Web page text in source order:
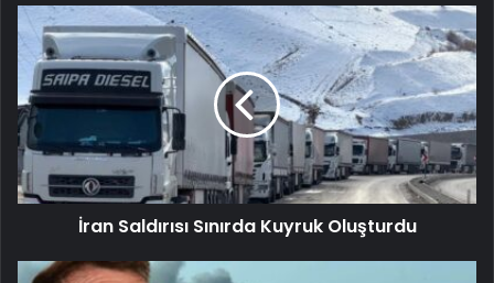
İran Saldırısı Sınırda Kuyruk Oluşturdu